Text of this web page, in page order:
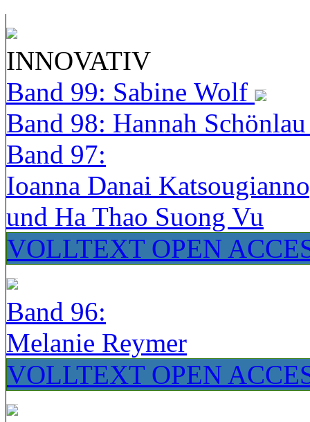
INNOVATIV
Band 99: Sabine Wolf
Band 98: Hannah
Band 97:
Ioanna Danai
und Ha Thao Suong Vu
VOLLTEXT OPEN
Band 96:
Melanie Reymer
VOLLTEXT OPEN